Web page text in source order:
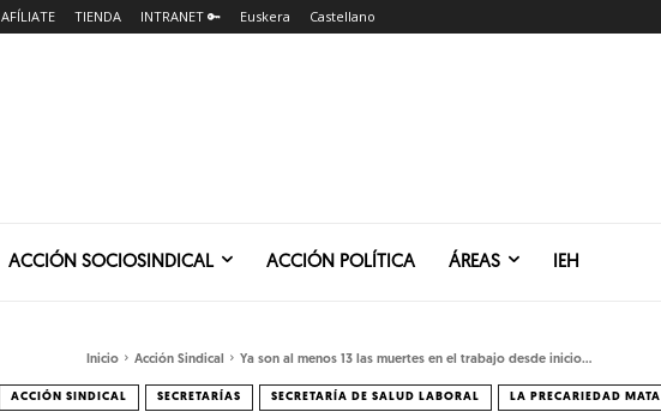
AFÍLIATE TIENDA INTRANET 🔑 Euskera Castellano
ACCIÓN SOCIOSINDICAL ACCIÓN POLÍTICA ÁREAS IEH
Inicio Acción Sindical Ya son al menos 13 las muertes en el trabajo desde inicio...
ACCIÓN SINDICAL SECRETARÍAS SECRETARÍA DE SALUD LABORAL LA PRECARIEDAD MATA